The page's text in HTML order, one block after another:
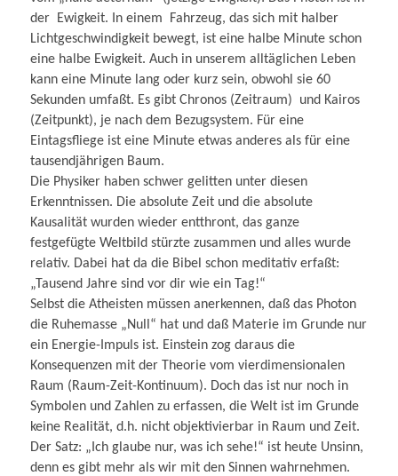
der Ewigkeit. In einem Fahrzeug, das sich mit halber
Lichtgeschwindigkeit bewegt, ist eine halbe Minute schon
eine halbe Ewigkeit. Auch in unserem alltäglichen Leben
kann eine Minute lang oder kurz sein, obwohl sie 60
Sekunden umfaßt. Es gibt Chronos (Zeitraum) und Kairos
(Zeitpunkt), je nach dem Bezugsystem. Für eine
Eintagsfliege ist eine Minute etwas anderes als für eine
tausendjährigen Baum.
Die Physiker haben schwer gelitten unter diesen
Erkenntnissen. Die absolute Zeit und die absolute
Kausalität wurden wieder entthront, das ganze
festgefügte Weltbild stürzte zusammen und alles wurde
relativ. Dabei hat da die Bibel schon meditativ erfaßt:
„Tausend Jahre sind vor dir wie ein Tag!“
Selbst die Atheisten müssen anerkennen, daß das Photon
die Ruhemasse „Null“ hat und daß Materie im Grunde nur
ein Energie-Impuls ist. Einstein zog daraus die
Konsequenzen mit der Theorie vom vierdimensionalen
Raum (Raum-Zeit-Kontinuum). Doch das ist nur noch in
Symbolen und Zahlen zu erfassen, die Welt ist im Grunde
keine Realität, d.h. nicht objektivierbar in Raum und Zeit.
Der Satz: „Ich glaube nur, was ich sehe!“ ist heute Unsinn,
denn es gibt mehr als wir mit den Sinnen wahrnehmen.